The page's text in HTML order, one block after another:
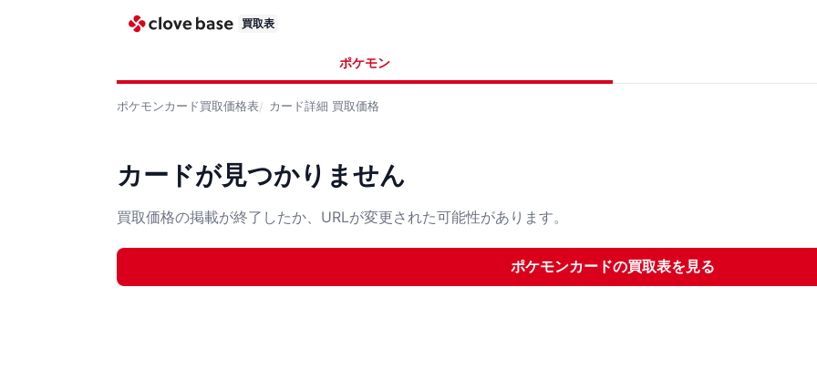
買取表
ポケモン
ポケモンカード買取価格表 カード詳細 買取価格
カードが見つかりません
買取価格の掲載が終了したか、URLが変更された可能性があります。
ポケモンカードの買取表を見る